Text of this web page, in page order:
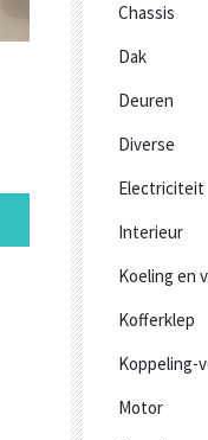
Chassis
Dak
Deuren
Diverse
Electriciteit
Interieur
Koeling en
Kofferklep
Koppeling-
Motor